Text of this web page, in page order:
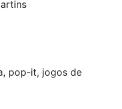
pop-it, jogos de